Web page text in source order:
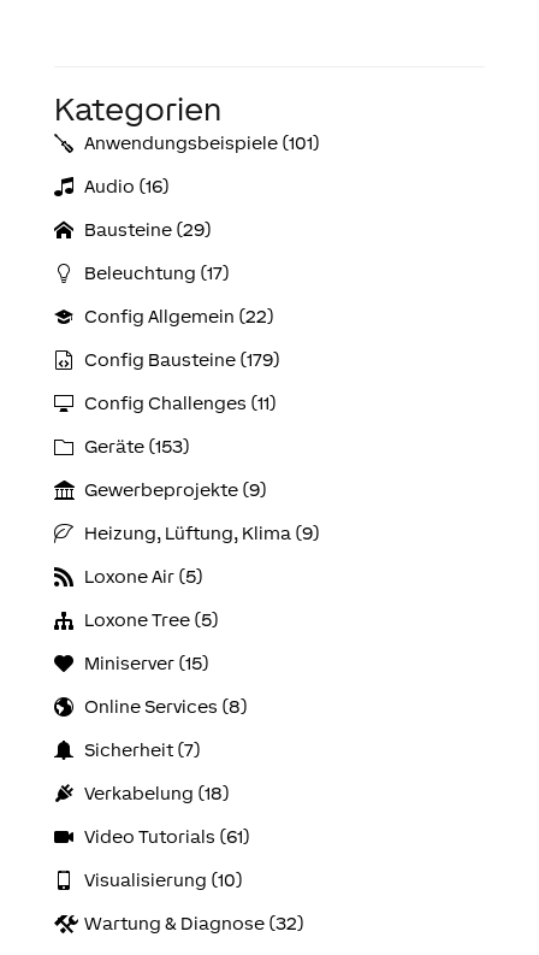
Kategorien
Anwendungs­­­beispiele (101)
Audio (16)
Bausteine (29)
Beleuchtung (17)
Config Allgemein (22)
Config Bausteine (179)
Config Challenges (11)
Geräte (153)
Gewerbeprojekte (9)
Heizung, Lüftung, Klima (9)
Loxone Air (5)
Loxone Tree (5)
Miniserver (15)
Online Services (8)
Sicherheit (7)
Verkabelung (18)
Video Tutorials (61)
Visualisierung (10)
Wartung & Diagnose (32)